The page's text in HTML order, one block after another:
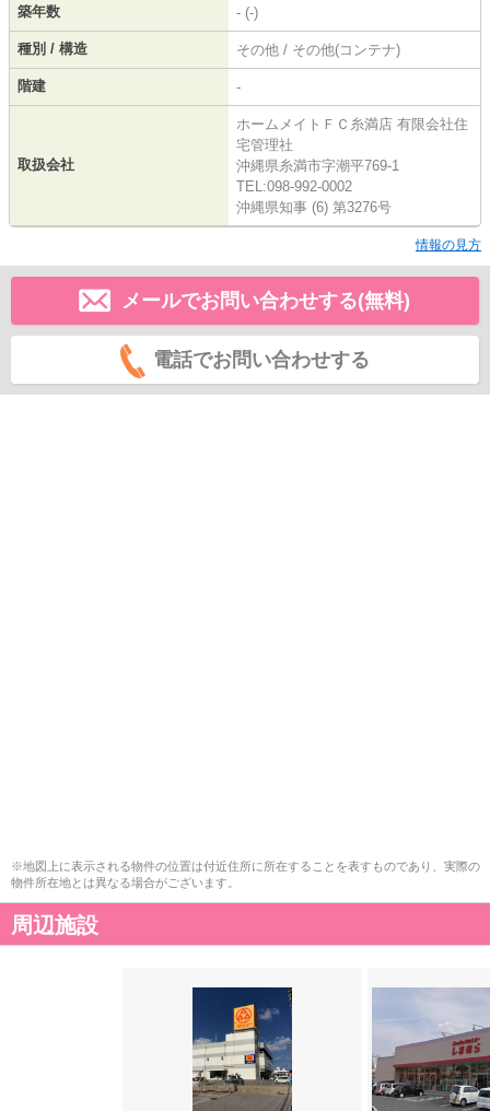
築年数 - (-)
種別 / 構造 その他 / その他(コンテナ)
階建 -
取扱会社
ホームメイトＦＣ糸満店 有限会社住
宅管理社
沖縄県糸満市字潮平769-1
TEL:098-992-0002
沖縄県知事 (6) 第3276号
情報の見方
メールでお問い合わせする(無料)
電話でお問い合わせする
※地図上に表示される物件の位置は付近住所に所在することを表すものであり、実際の
物件所在地とは異なる場合がございます。
周辺施設